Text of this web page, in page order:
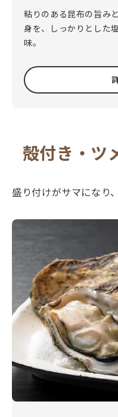
粘りのある昆布の旨み
身を、しっかりとした
味。
殻付き・ツ
盛り付けがサマになり